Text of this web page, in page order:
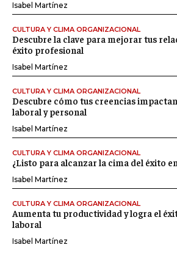
Isabel Martínez
CULTURA Y CLIMA ORGANIZACIONAL
Descubre la clave para mejorar tus
éxito profesional
Isabel Martínez
CULTURA Y CLIMA ORGANIZACIONAL
Descubre cómo tus creencias
laboral y personal
Isabel Martínez
CULTURA Y CLIMA ORGANIZACIONAL
¿Listo para alcanzar la cima del éxito
Isabel Martínez
CULTURA Y CLIMA ORGANIZACIONAL
Aumenta tu productividad y logra el
laboral
Isabel Martínez